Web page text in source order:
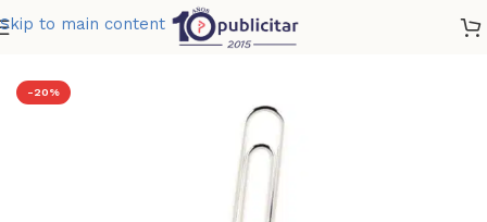
Skip to main content
CLIP PORTAMENSAJES HOUSE
-20%